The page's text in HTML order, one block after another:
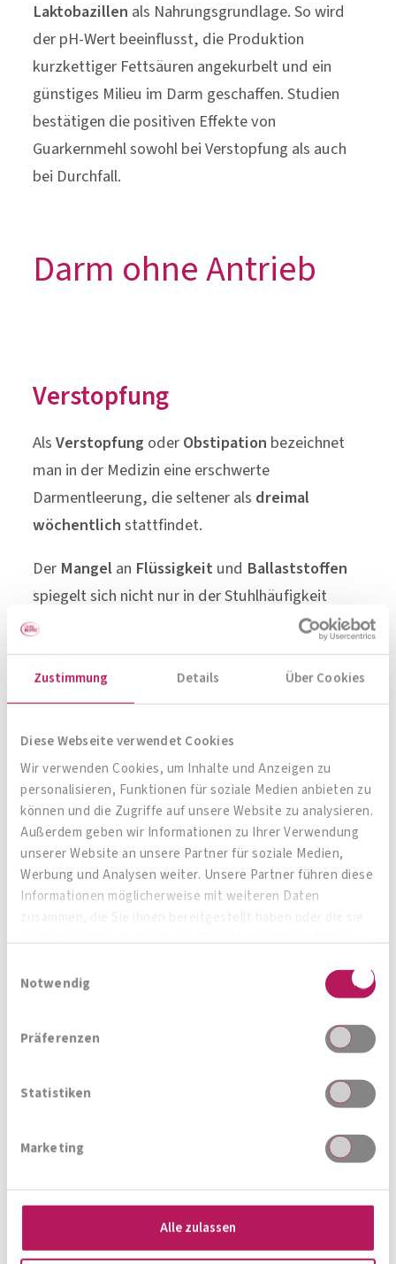
Zustimmung Details Über Cookies
Diese Webseite verwendet Cookies
Wir verwenden Cookies, um Inhalte und Anzeigen zu
personalisieren, Funktionen für soziale Medien anbieten zu
können und die Zugriffe auf unsere Website zu analysieren.
Außerdem geben wir Informationen zu Ihrer Verwendung
unserer Website an unsere Partner für soziale Medien,
Werbung und Analysen weiter. Unsere Partner führen diese
Informationen möglicherweise mit weiteren Daten
im Rahmen Ihrer Nutzung der Dienste gesammelt haben.
Notwendig
Präferenzen
Statistiken
Marketing
Alle zulassen
Darm ohne Antrieb
Als oder Obstipation
bezeichnet
man in der Medizin eine erschwerte
spiegelt sich nicht nur in der Stuhlhäufigkeit
wider, sondern ist auch optisch eindeutig
erkennbar: In der Toilette finden sich einzelne
feste Kügelchen oder wurstartiger klumpiger
Stuhl.
Ballaststoffe
Ballaststoffe sind für den Menschen
unverdauliche Bestandteilepflanzlicher
Nahrung, die nahezu unverändert den Dickdarm
erreichen. Hier dienen sie u. a. wichtigen
DarmbakterienalsNahrungsgrundlage
sorgen in Kombination mit ausreichend
Flüssigkeit für eine Vergrösserung des
Stuhlvolumensund eine weiche Konsistenz. Zu
den besonders ballaststoffreichen Lebensmitteln
zählen Vollkornprodukte, Samen, Nüsse,
Hülsenfrüchte, Obst und Gemüse. Es wird
AllergoSan
Alles rund um die
Darmgesundheit